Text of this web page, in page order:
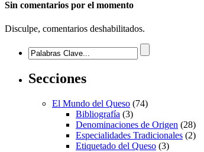
Sin comentarios por el momento
Disculpe, comentarios deshabilitados.
Secciones
El Mundo del Queso (74)
Bibliografía (3)
Denominaciones de Origen (28)
Especialidades Tradicionales (2)
Etiquetado del Queso (3)